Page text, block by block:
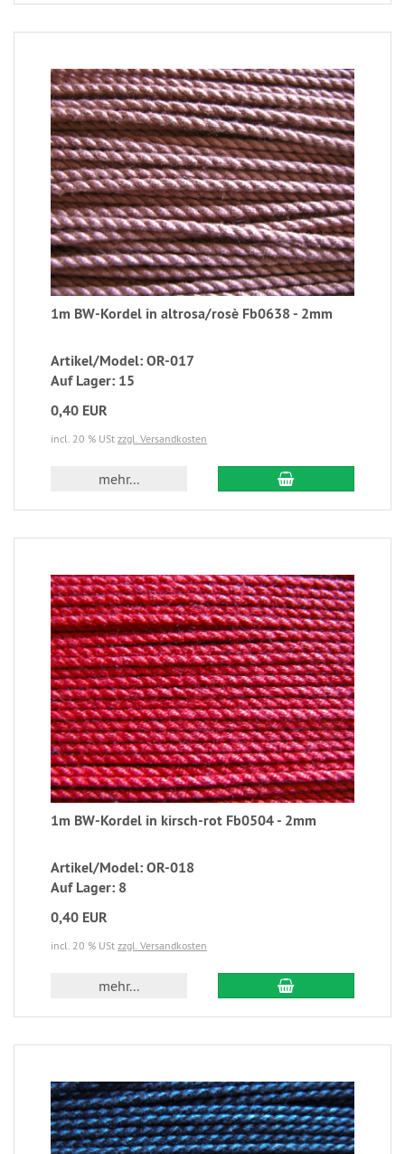
1m BW-Kordel in altrosa/rosè Fb0638 - 2mm
Artikel/Model: OR-017
Auf Lager: 15
0,40 EUR
incl. 20 % USt zzgl. Versandkosten
mehr...
1m BW-Kordel in kirsch-rot Fb0504 - 2mm
Artikel/Model: OR-018
Auf Lager: 8
0,40 EUR
incl. 20 % USt zzgl. Versandkosten
mehr...